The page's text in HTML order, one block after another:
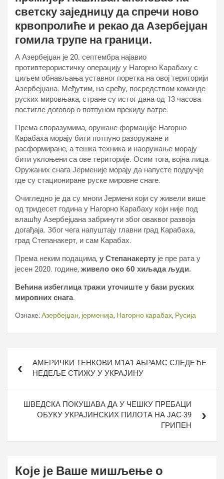
светску заједницу да спречи ново
крвопролиће и рекао да Азербејџан
гомила трупе на граници.
А Азербејџан је 20. септембра најавио
противтерористичку операцију у Нагорно Карабаху с
циљем обнављања уставног поретка на овој територији
Азербејџана. Међутим, на срећу, посредством команде
руских мировњака, стране су истог дана од 13 часова
постигле договор о потпуном прекиду ватре.
Према споразумима, оружане формације Нагорно
Карабаха морају бити потпуно разоружане и
расформиране, а тешка техника и наоружање морају
бити уклоњени са ове територије. Осим тога, војна лица
Оружаних снага Јерменије морају да напусте подручје
где су стациониране руске мировне снаге.
Очигледно је да су многи Јермени који су живели више
од тридесет година у Нагорно Карабаху који није под
влашћу Азербејџана забринути због оваквог развоја
догађаја. Због чега напуштају главни град Карабаха,
град Степанакерт, и сам Карабах.
Према неким подацима, у Степанакерту је пре рата у
јесен 2020. године, живело око 60 хиљада људи.
Већина избеглица тражи уточиште у бази руских
мировних снага.
Ознаке:Азербејџан, јерменија, Нагорно карабах, Русија
чланкаАМЕРИЧКИ ТЕНКОВИ М1А1 АБРАМС СЛЕДЕЋЕ
НЕДЕЉЕ СТИЖУ У УКРАЈИНУ
ШВЕДСКА ПОКУШАВА ДА У ЧЕШКУ ПРЕБАЦИ
ОБУКУ УКРАЈИНСКИХ ПИЛОТА НА ЈАС-39
ГРИПЕН
Које је Ваше мишљење о